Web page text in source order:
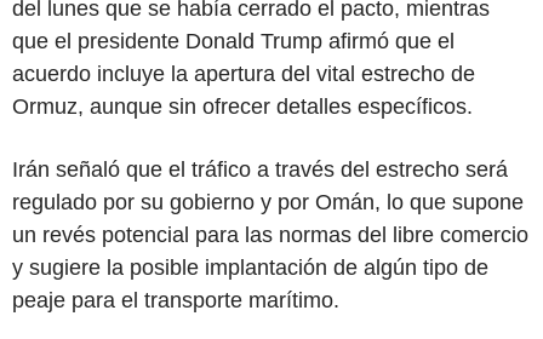
del lunes que se había cerrado el pacto, mientras
que el presidente Donald Trump afirmó que el
acuerdo incluye la apertura del vital estrecho de
Ormuz, aunque sin ofrecer detalles específicos.
Irán señaló que el tráfico a través del estrecho será
regulado por su gobierno y por Omán, lo que supone
un revés potencial para las normas del libre comercio
y sugiere la posible implantación de algún tipo de
peaje para el transporte marítimo.